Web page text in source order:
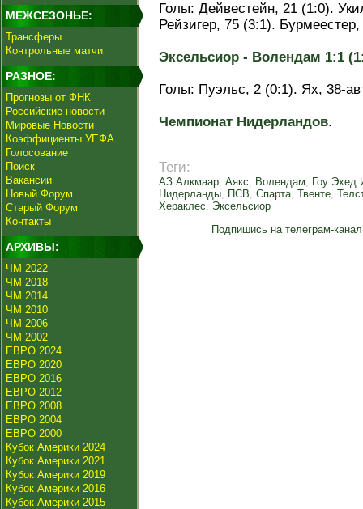
МЕЖСЕЗОНЬЕ:
Трансферы
Контрольные матчи
РАЗНОЕ:
Прогнозы от ФНК
Российские новости
Мировые Новости
Коэффициенты УЕФА
Голосование
Поиск
Вакансии
Новый Форум
Старый Форум
Контакты
АРХИВЫ:
ЧМ 2022
ЧМ 2018
ЧМ 2014
ЧМ 2010
ЧМ 2006
ЧМ 2002
ЕВРО 2024
ЕВРО 2020
ЕВРО 2016
ЕВРО 2012
ЕВРО 2008
ЕВРО 2004
ЕВРО 2000
Кубок Америки 2024
Кубок Америки 2021
Кубок Америки 2019
Кубок Америки 2016
Кубок Америки 2015
Голы: Дейвестейн, 21 (1:0).
Рейзигер, 75 (3:1).
Эксельсиор - Волендам 1:1
Голы: Пуэльс, 2 (0:1). Ях, 38-
Чемпионат Нидерландов.
Теги:
АЗ Алкмаар, Аякс, Волендам, Гоу Эхед
Нидерланды, ПСВ, Спарта, Твенте,
Хераклес, Эксельсиор
Подпишись на телеграм-